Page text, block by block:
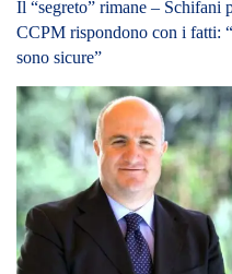
Il “segreto” rimane – Schifani
CCPM rispondono con i fatti:
sono sicure”